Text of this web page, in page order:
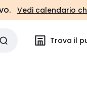
Vedi calendario
Trova il